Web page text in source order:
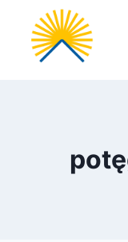
Przejdź
treści